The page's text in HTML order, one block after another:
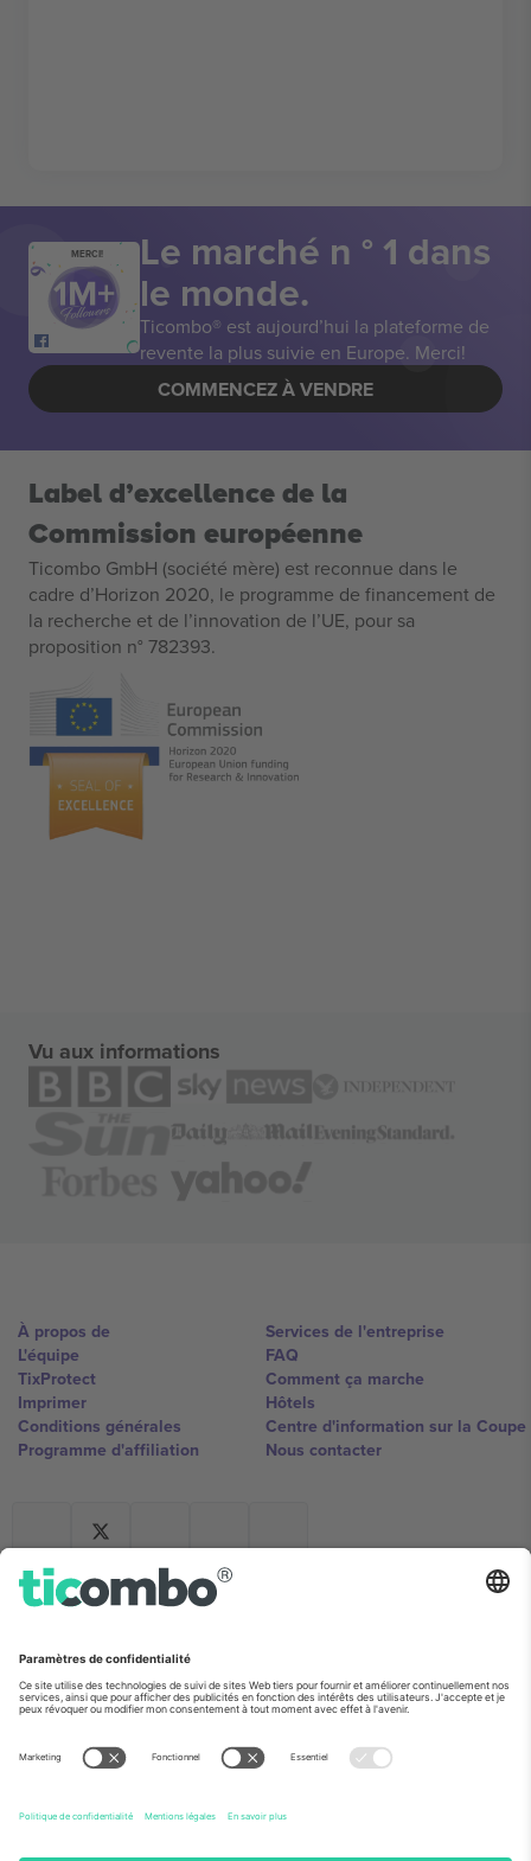
MERCI! Le marché n ° 1 dans
le monde.
Ticombo® est aujourd’hui la plateforme de
revente la plus suivie en Europe. Merci!
COMMENCEZ À VENDRE
Label d’excellence de la
Commission européenne
Ticombo GmbH (société mère) est reconnue dans le
cadre d’Horizon 2020, le programme de financement de
la recherche et de l’innovation de l’UE, pour sa
proposition n° 782393.
Vu aux informations
À propos de
L'équipe
TixProtect
Imprimer
Conditions générales
Programme d'affiliation
Services de l'entreprise
FAQ
Comment ça marche
Hôtels
Centre d'information sur la Coupe
Nous contacter
Ticombo France
Mimi Balkanska 132, 1540, Sofia,
Bulgaria
L'entité juridique du fournisseur de la plateforme peut changer en
détails, consultez la page spécifique de l'événement, les mentions